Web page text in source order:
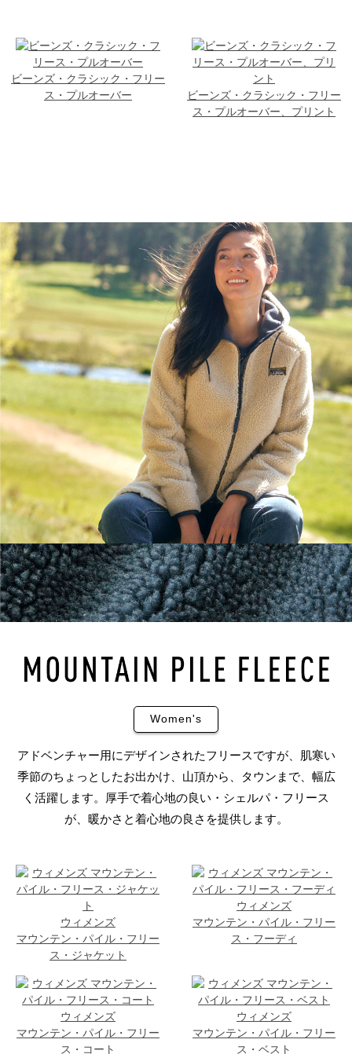
ビーンズ・クラシック・フリー
ス・プルオーバー
ビーンズ・クラシック・フリー
ス・プルオーバー、プリント
Women's
アドベンチャー用にデザインされたフリースですが、肌寒い
季節のちょっとしたお出かけ、山頂から、タウンまで、幅広
く活躍します。厚手で着心地の良い・シェルパ・フリース
が、暖かさと着心地の良さを提供します。
ウィメンズ
マウンテン・パイル・フリー
ス・ジャケット
ウィメンズ
マウンテン・パイル・フリー
ス・フーディ
ウィメンズ
マウンテン・パイル・フリー
ス・コート
ウィメンズ
マウンテン・パイル・フリー
ス・ベスト